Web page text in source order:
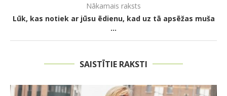
Nākamais raksts
Lūk, kas notiek ar jūsu ēdienu, kad uz tā apsēžas muša
…
SAISTĪTIE RAKSTI